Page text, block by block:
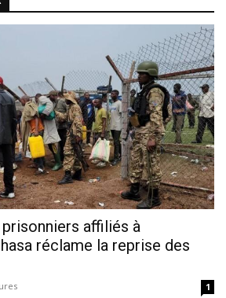
affiliés à
réclame la reprise des
1